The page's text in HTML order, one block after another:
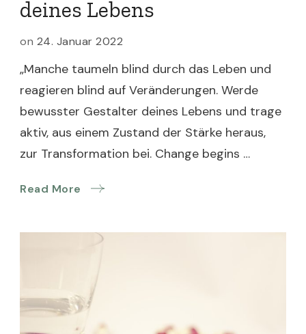
deines Lebens
on 24. Januar 2022
„Manche taumeln blind durch das Leben und
reagieren blind auf Veränderungen. Werde
bewusster Gestalter deines Lebens und trage
aktiv, aus einem Zustand der Stärke heraus,
zur Transformation bei. Change begins …
Read More